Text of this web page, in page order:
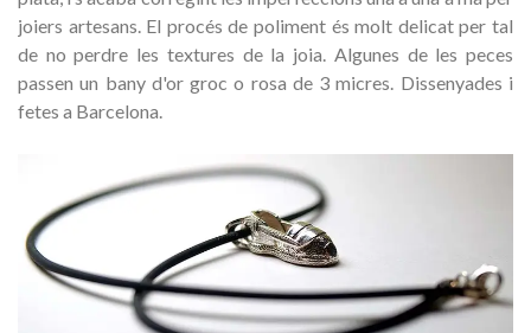
joiers artesans. El procés de poliment és molt delicat per tal
de no perdre les textures de la joia. Algunes de les peces
passen un bany d'or groc o rosa de 3 micres. Dissenyades i
fetes a Barcelona.